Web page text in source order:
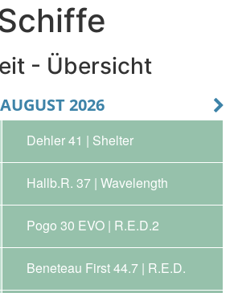
- Übersicht